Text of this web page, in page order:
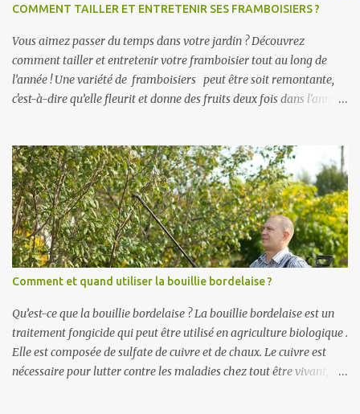
COMMENT TAILLER ET ENTRETENIR SES FRAMBOISIERS ?
Vous aimez passer du temps dans votre jardin ? Découvrez
comment tailler et entretenir votre framboisier tout au long de
l’année ! Une variété de framboisiers peut être soit remontante,
c'est-à-dire qu’elle fleurit et donne des fruits deux fois dans l’année,
remontants : mi-juin à courant juillet en fonction des variétés
remontants : mi-juin à juillet puis de mi-août aux gelées selon la
variété du framboisier. L’entretien du framboisier du printemps
jusqu’à la fin de l’été. Au printemps, l’entretien du framboisier
consiste à supprimer les drageons (= rejet provenant des racines du
pied planté) qui poussent à l’extérieur de la ligne dans le cas d’une
haie fruitière ou ceux qui poussent là où vous ne le souhaitez pas.
Les framboises se forment à partir du mois de juin sur toutes les
tiges émises l’année précédente. Ces tiges,...
Comment et quand utiliser la bouillie bordelaise ?
Qu’est-ce que la bouillie bordelaise ? La bouillie bordelaise est un
traitement fongicide qui peut être utilisé en agriculture biologique .
Elle est composée de sulfate de cuivre et de chaux. Le cuivre est
nécessaire pour lutter contre les maladies chez tout être vivant,